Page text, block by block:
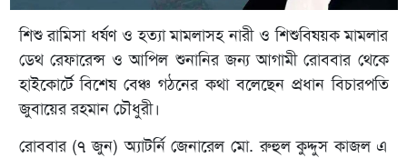
শিশু রামিসা ধর্ষণ ও হত্যা মামলাসহ নারী ও শিশুবিষয়ক মামলার
ডেথ রেফারেন্স ও আপিল শুনানির জন্য আগামী রোববার থেকে
হাইকোর্টে বিশেষ বেঞ্চ গঠনের কথা বলেছেন প্রধান বিচারপতি
জুবায়ের রহমান চৌধুরী।
রোববার (৭ জুন) অ্যাটর্নি জেনারেল মো. রুহুল কুদ্দুস কাজল এ